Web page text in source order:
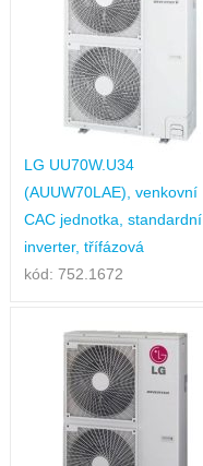
LG UU70W.U34
(AUUW70LAE), venkovní
CAC jednotka, standardní
inverter, třífázová
kód: 752.1672